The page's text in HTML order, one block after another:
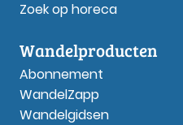
Zoek op horeca
Wandelproducten
Abonnement
WandelZapp
Wandelgidsen